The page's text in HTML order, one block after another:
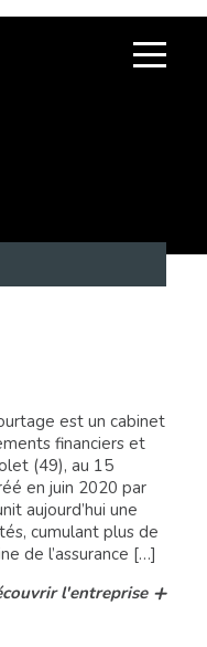
est un cabinet
financiers et
(49), au 15
en juin 2020 par
aujourd’hui une
cumulant plus de
de l’assurance […]
l'entreprise